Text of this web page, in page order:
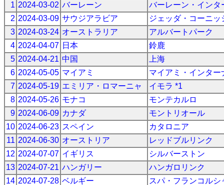
1 2024-03-02 バーレーン
バーレーン・インタ
2 2024-03-09 サウジアラビア
ジェッダ・コーニッ
3 2024-03-24 オーストラリア
アルバートパーク
4 2024-04-07 日本
鈴鹿
5 2024-04-21 中国
上海
6 2024-05-05 マイアミ
マイアミ・インター
7 2024-05-19 エミリア・ロマーニャ
イモラ *1
8 2024-05-26 モナコ
モンテカルロ
9 2024-06-09 カナダ
モントリオール
10 2024-06-23 スペイン
カタロニア
11 2024-06-30 オーストリア
レッドブルリンク
12 2024-07-07 イギリス
シルバーストン
13 2024-07-21 ハンガリー
ハンガロリンク
14 2024-07-28 ベルギー
スパ・フランコルシ